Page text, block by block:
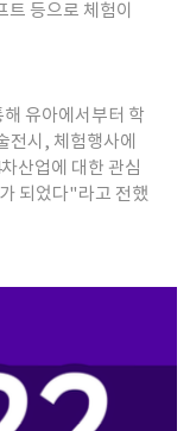
등으로 체험이
유아에서부터 학
전시, 체험행사에
산업에 대한 관심
되었다"라고 전했